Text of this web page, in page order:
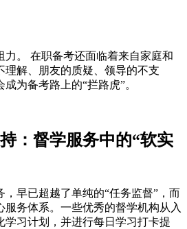
力。 在职备考还面临着来自家庭和
理解、朋友的质疑、领导的不支
为备考路上的“拦路虎”。
：督学服务中的“软实
，早已超越了单纯的“任务监督”，而
服务体系。一些优秀的督学机构从入
学习计划，并进行每日学习打卡提